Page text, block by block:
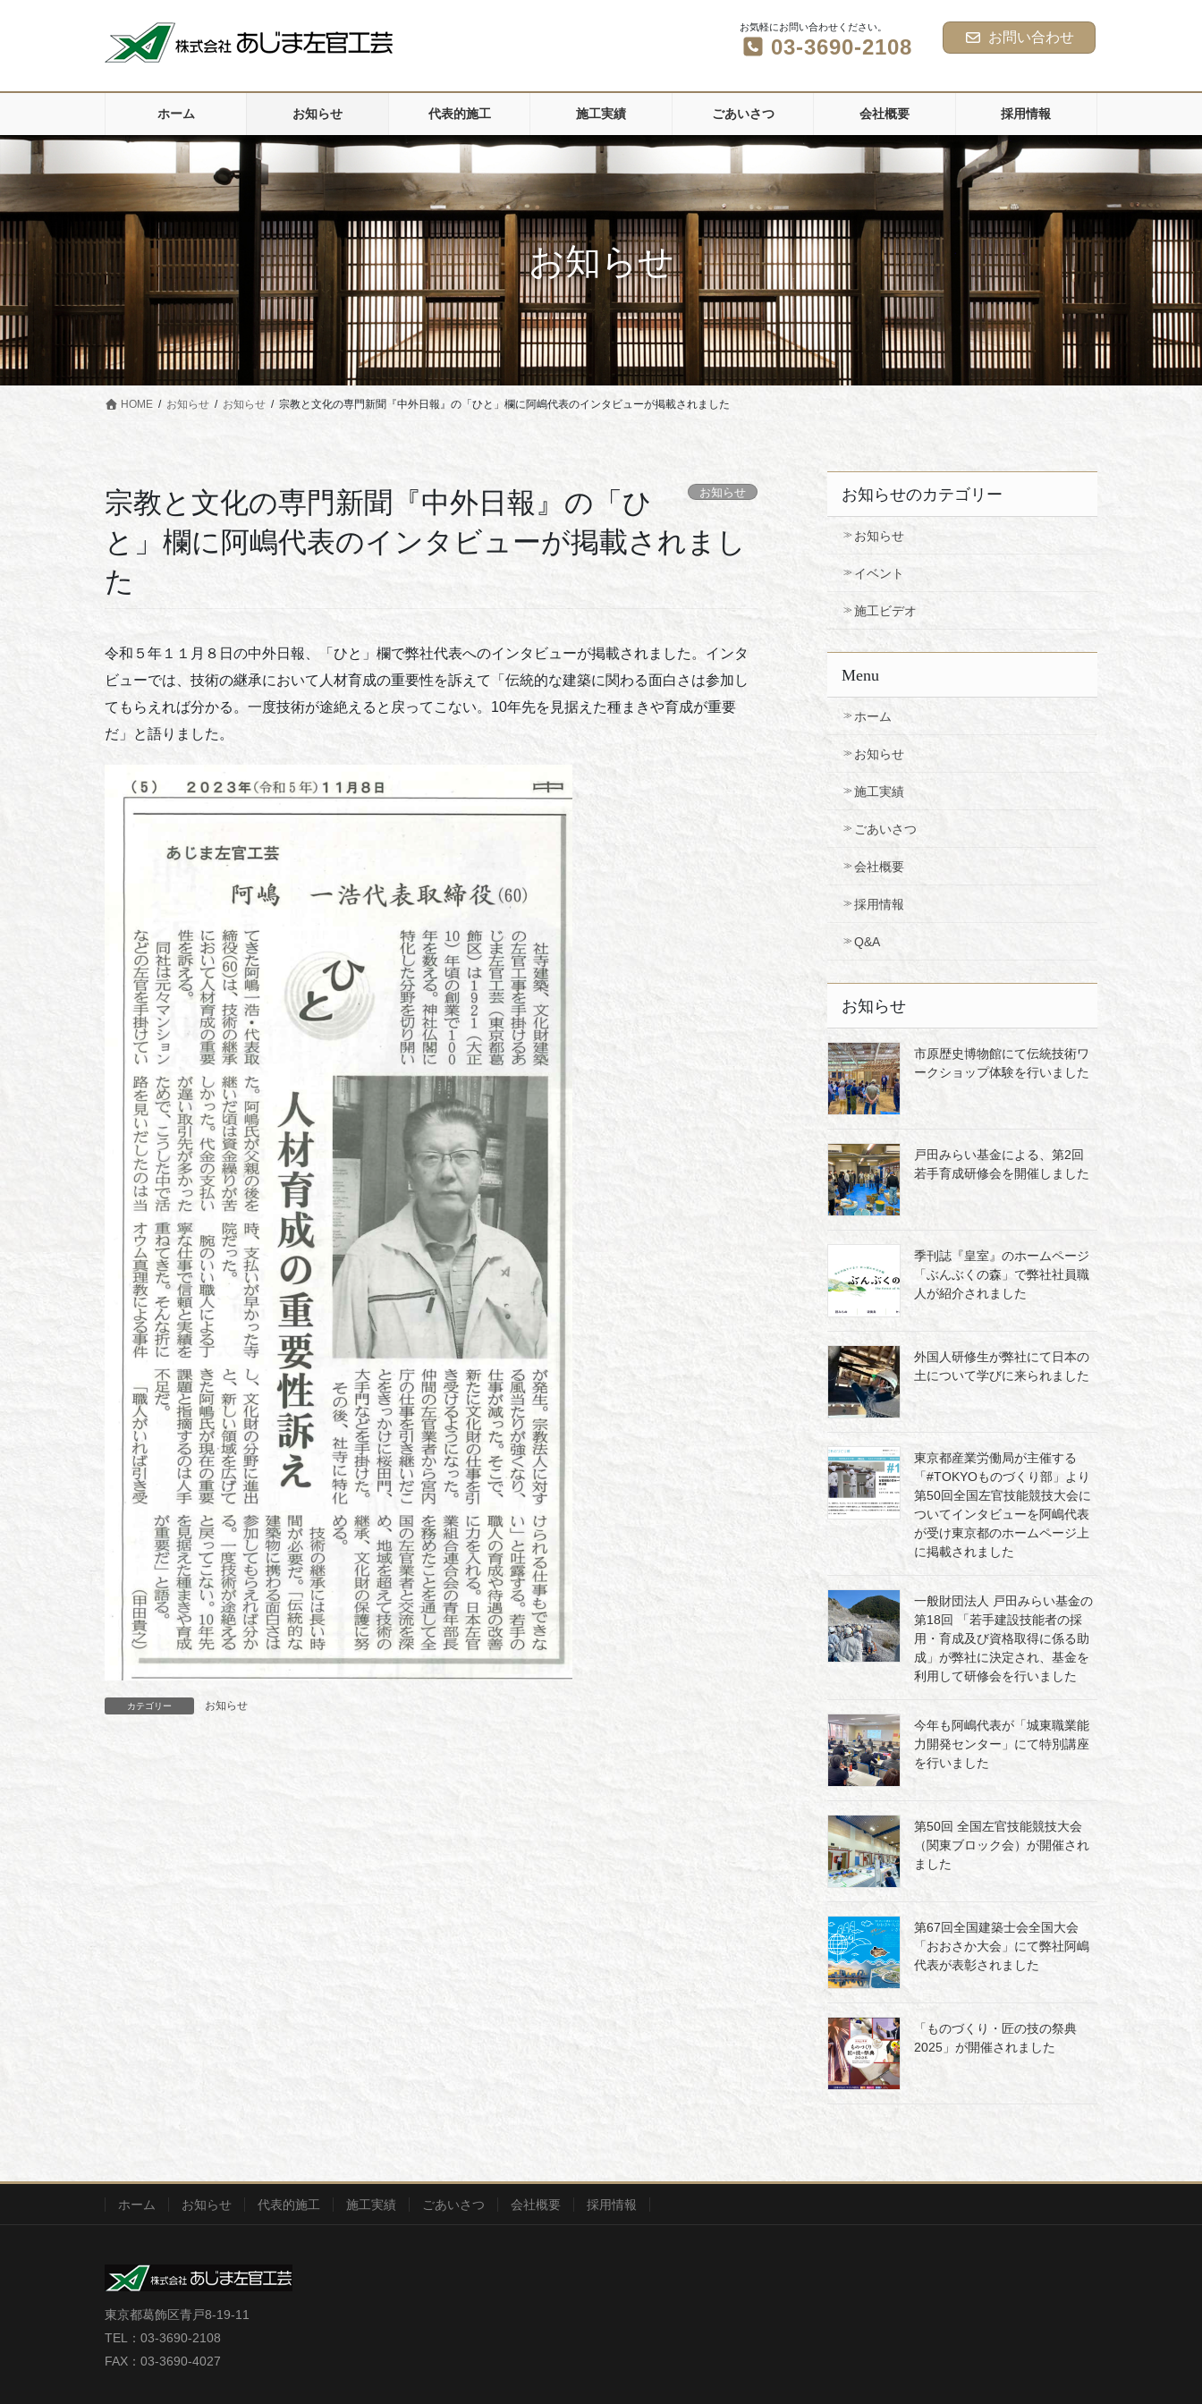
ツ
移
シ
ン
動
お気軽にお問い合わせください。
03-3690-2108 お問い合わせ
ホーム お知らせ 代表的施工 施工実績 ごあいさつ 会社概要 採用情報
お知らせ
HOME お知らせ お知らせ 宗教と文化の専門新聞『中外日報』の「ひと」欄に阿嶋代表のインタビューが掲載されました
お知らせ
宗教と文化の専門新聞『中外日報』の「ひ
と」欄に阿嶋代表のインタビューが掲載されまし
た
令和５年１１月８日の中外日報、「ひと」欄で弊社代表へのインタビューが掲載されました。インタ
ビューでは、技術の継承において人材育成の重要性を訴えて「伝統的な建築に関わる面白さは参加し
てもらえれば分かる。一度技術が途絶えると戻ってこない。10年先を見据えた種まきや育成が重要
だ」と語りました。
カテゴリー お知らせ
お知らせのカテゴリー
お知らせ
イベント
施工ビデオ
Menu
ホーム
お知らせ
施工実績
ごあいさつ
会社概要
採用情報
Q&A
お知らせ
市原歴史博物館にて伝統技術ワ
ークショップ体験を行いました
戸田みらい基金による、第2回
若手育成研修会を開催しました
季刊誌『皇室』のホームページ
「ぶんぶくの森」で弊社社員職
人が紹介されました
外国人研修生が弊社にて日本の
土について学びに来られました
東京都産業労働局が主催する
「#TOKYOものづくり部」より
第50回全国左官技能競技大会に
ついてインタビューを阿嶋代表
が受け東京都のホームページ上
に掲載されました
一般財団法人 戸田みらい基金の
第18回 「若手建設技能者の採
用・育成及び資格取得に係る助
成」が弊社に決定され、基金を
利用して研修会を行いました
今年も阿嶋代表が「城東職業能
力開発センター」にて特別講座
を行いました
第50回 全国左官技能競技大会
（関東ブロック会）が開催され
ました
第67回全国建築士会全国大会
「おおさか大会」にて弊社阿嶋
代表が表彰されました
「ものづくり・匠の技の祭典
2025」が開催されました
ホーム お知らせ 代表的施工 施工実績 ごあいさつ 会社概要 採用情報
東京都葛飾区青戸8-19-11
TEL：03-3690-2108
FAX：03-3690-4027